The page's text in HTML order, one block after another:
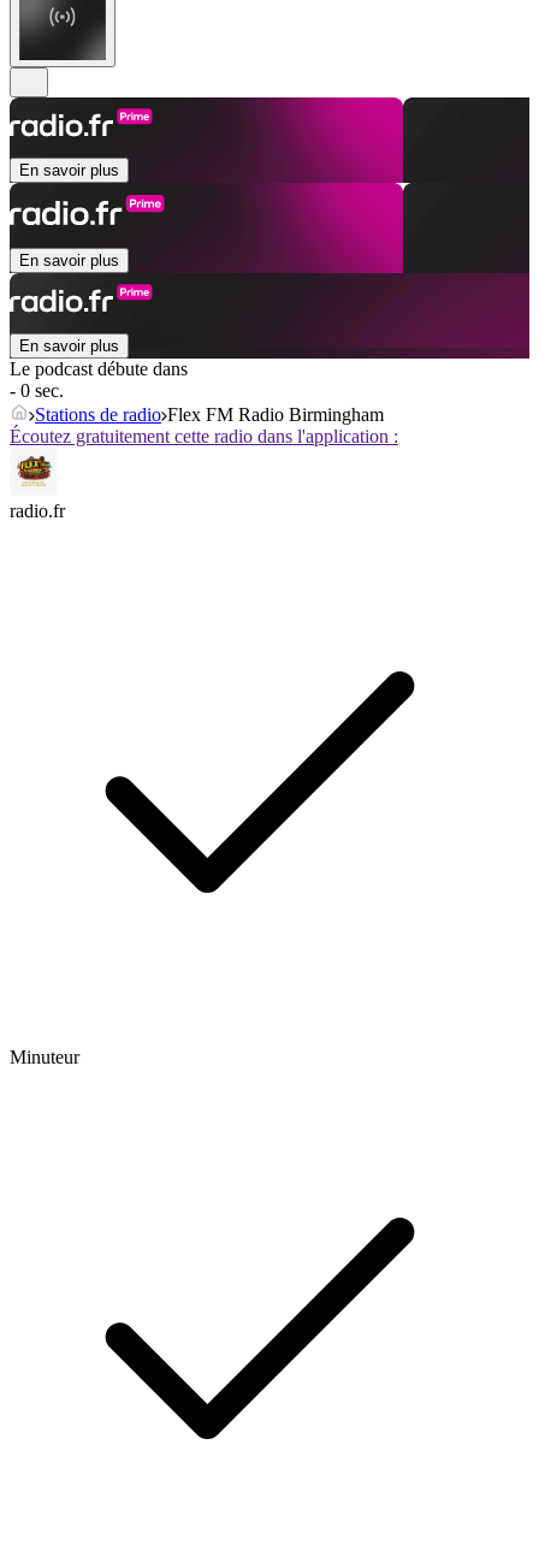
En savoir plus
En savoir plus
En savoir plus
Le podcast débute dans
- 0 sec.
Stations de radio Flex FM Radio Birmingham
Écoutez gratuitement cette radio dans l'application :
radio.fr
Minuteur